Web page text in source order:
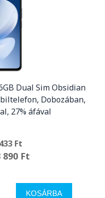
Dual Sim Obsidian
Dobozában,
27% áfával
Ft
890 Ft
KOSÁRBA